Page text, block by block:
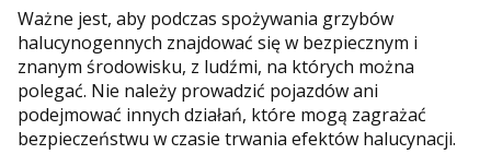
Ważne jest, aby podczas spożywania grzybów
halucynogennych znajdować się w bezpiecznym i
znanym środowisku, z ludźmi, na których można
polegać. Nie należy prowadzić pojazdów ani
podejmować innych działań, które mogą zagrażać
bezpieczeństwu w czasie trwania efektów halucynacji.